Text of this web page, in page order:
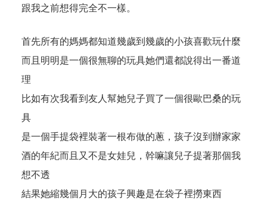
跟我之前想得完全不一樣。
首先所有的媽媽都知道幾歲到幾歲的小孩喜歡玩什麼
而且明明是一個很無聊的玩具她們還都說得出一番道
理
比如有次我看到友人幫她兒子買了一個很歐巴桑的玩
具
是一個手提袋裡裝著一根布做的蔥，孩子沒到辦家家
酒的年紀而且又不是女娃兒，幹嘛讓兒子提著那個我
想不透
結果她縮幾個月大的孩子興趣是在袋子裡撈東西